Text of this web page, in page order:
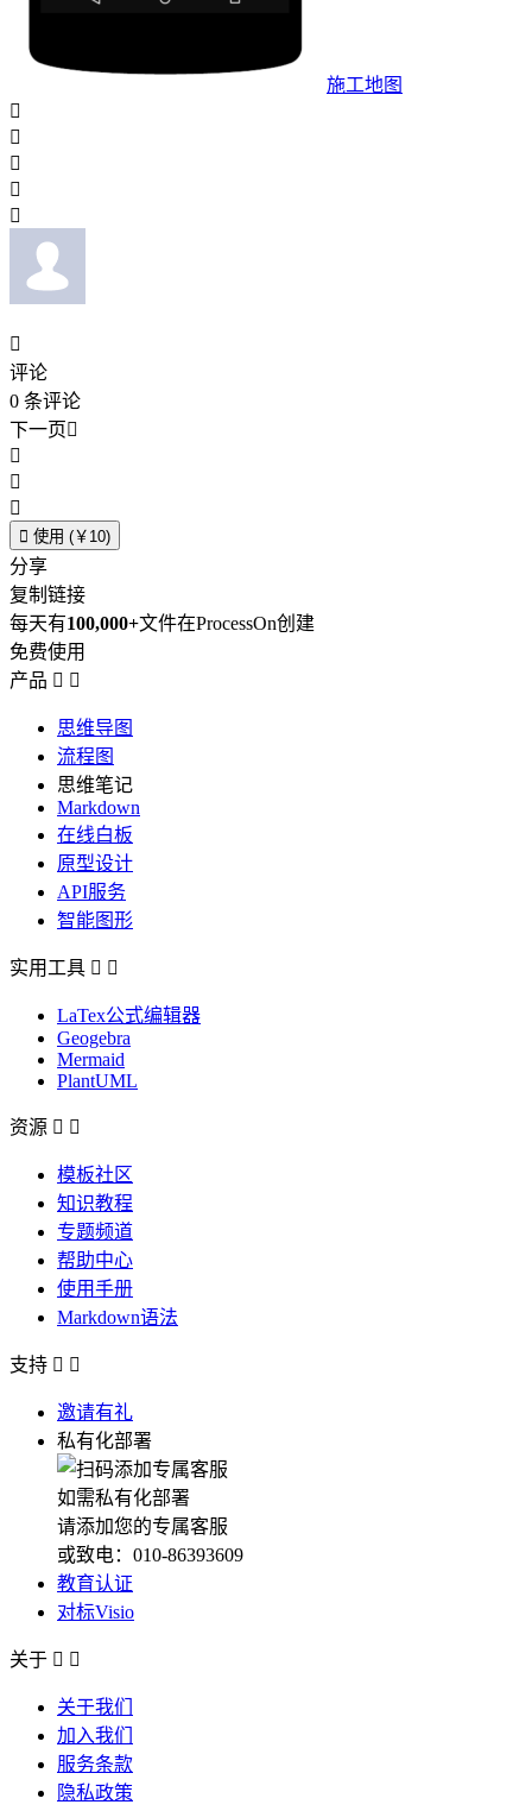
施工地图






评论
0 条评论
下一页



 使用 (￥10)
分享
复制链接
每天有100,000+文件在ProcessOn创建
免费使用
产品  
思维导图
流程图
思维笔记
Markdown
在线白板
原型设计
API服务
智能图形
实用工具  
LaTex公式编辑器
Geogebra
Mermaid
PlantUML
资源  
模板社区
知识教程
专题频道
帮助中心
使用手册
Markdown语法
支持  
邀请有礼
私有化部署
如需私有化部署
请添加您的专属客服
或致电：010-86393609
教育认证
对标Visio
关于  
关于我们
加入我们
服务条款
隐私政策